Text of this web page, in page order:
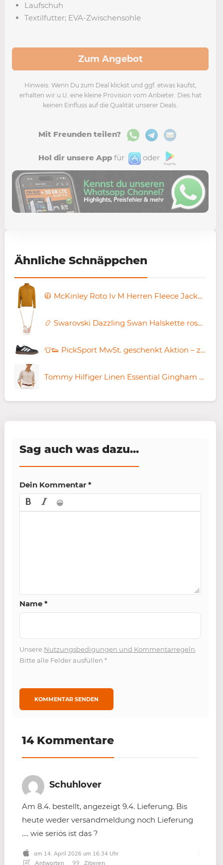
Laufschuh
Textilfutter; EVA-Zwischensohle
Zum Angebot
Hinweis: Wenn Du zum Deal klickst und ggf. etwas kaufst,
erhalten wir u.U. eine kleine Provision vom Anbieter. Dies hat
keinen Einfluss auf die Qualität unserer Deals.
Mit Freunden teilen?
Hol dir unsere Appfür oder
Ähnliche Schnäppchen
🧥 McKinley Roto Iv M Herren Fleece Jacke für 18,59€ (statt 45€)
📿 Swarovski Dazzling Swan Halskette rosévergoldet für 72,23€ (statt 99€)
👕👟 PickSport MwSt. geschenkt Aktion – z.B. adidas Courtblock ab 21€ (statt 34€)
Tommy Hilfiger Linen Essential Gingham Hemd für 83€ (statt 110€)
Sag auch was dazu...
Dein Kommentar *
😀
Name *
Unsere Nutzungsbedigungen und Kommentarregeln.
Bitte alle Felder ausfüllen *
14 Kommentare
Schuhlover
Am 8.4. bestellt, angezeigt 9.4. Lieferung. Bis
heute weder versandmeldung noch Lieferung
…. wie seriös ist das ?
am 14. April 2026 um 16:34 Uhr
Antworten Zitieren